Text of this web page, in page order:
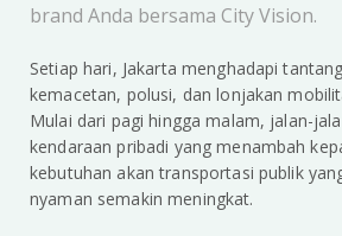
brand Anda bersama City Vision.
Setiap hari, Jakarta menghadapi
kemacetan, polusi, dan lonjakan
Mulai dari pagi hingga malam, jalan-
kendaraan pribadi yang menambah
kebutuhan akan transportasi publik
nyaman semakin meningkat.